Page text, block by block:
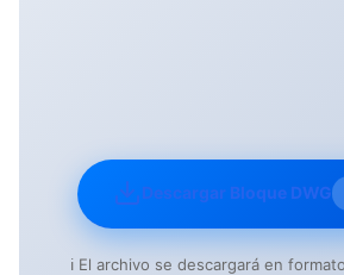
Descargar Bloque DWG
ℹ️ El archivo se descargará en